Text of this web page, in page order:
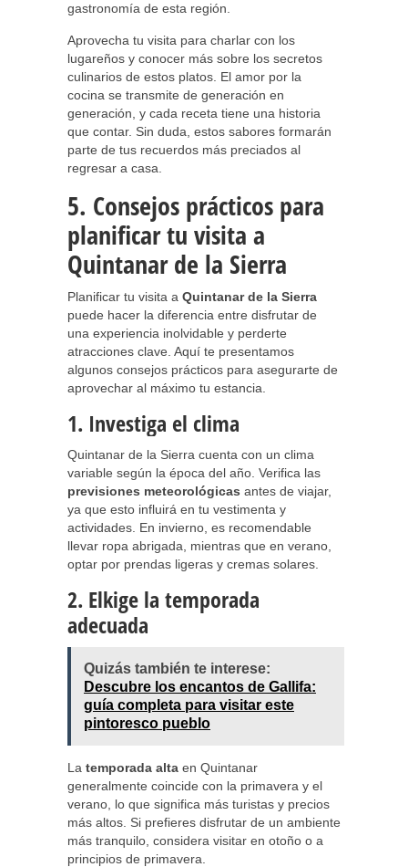
gastronomía de esta región.
Aprovecha tu visita para charlar con los
lugareños y conocer más sobre los secretos
culinarios de estos platos. El amor por la
cocina se transmite de generación en
generación, y cada receta tiene una historia
que contar. Sin duda, estos sabores formarán
parte de tus recuerdos más preciados al
regresar a casa.
5. Consejos prácticos para
planificar tu visita a
Quintanar de la Sierra
Planificar tu visita a Quintanar de la Sierra
puede hacer la diferencia entre disfrutar de
una experiencia inolvidable y perderte
atracciones clave. Aquí te presentamos
algunos consejos prácticos para asegurarte de
aprovechar al máximo tu estancia.
1. Investiga el clima
Quintanar de la Sierra cuenta con un clima
variable según la época del año. Verifica las
previsiones meteorológicas antes de viajar,
ya que esto influirá en tu vestimenta y
actividades. En invierno, es recomendable
llevar ropa abrigada, mientras que en verano,
optar por prendas ligeras y cremas solares.
2. Elkige la temporada
adecuada
Quizás también te interese:
Descubre los encantos de Gallifa:
guía completa para visitar este
pintoresco pueblo
La temporada alta en Quintanar
generalmente coincide con la primavera y el
verano, lo que significa más turistas y precios
más altos. Si prefieres disfrutar de un ambiente
más tranquilo, considera visitar en otoño o a
principios de primavera.